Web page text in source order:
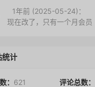
1年前 (2025-05-24)：
现在改了，只有一个月会员
统计
： 621 评论总数：